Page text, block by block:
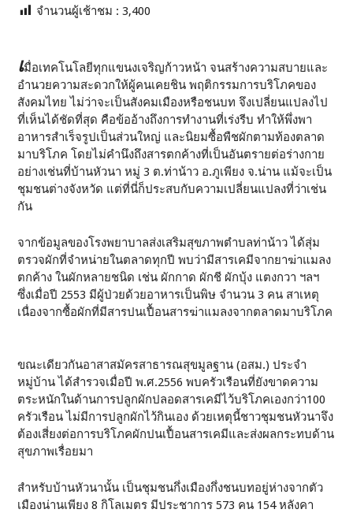
จำนวนผู้เช้าชม :3,400
เมื่อเทคโนโลยีทุกแขนงเจริญก้าวหน้า จนสร้างความสบายและ
อำนวยความสะดวกให้ผู้คนเคยชิน พฤติกรรมการบริโภคของ
สังคมไทย ไม่ว่าจะเป็นสังคมเมืองหรือชนบท จึงเปลี่ยนแปลงไป
ที่เห็นได้ชัดที่สุด คือข้ออ้างถึงการทำงานที่เร่งรีบ ทำให้พึ่งพา
อาหารสำเร็จรูปเป็นส่วนใหญ่ และนิยมซื้อพืชผักตามท้องตลาด
มาบริโภค โดยไม่คำนึงถึงสารตกค้างที่เป็นอันตรายต่อร่างกาย
อย่างเช่นที่บ้านหัวนา หมู่ 3 ต.ท่าน้าว อ.ภูเพียง จ.น่าน แม้จะเป็น
ชุมชนต่างจังหวัด แต่ที่นี่ก็ประสบกับความเปลี่ยนแปลงที่ว่าเช่น
กัน
จากข้อมูลของโรงพยาบาลส่งเสริมสุขภาพตำบลท่าน้าว ได้สุ่ม
ตรวจผักที่จำหน่ายในตลาดทุกปี พบว่ามีสารเคมีจากยาฆ่าแมลง
ตกค้าง ในผักหลายชนิด เช่น ผักกาด ผักชี ผักบุ้ง แตงกวา ฯลฯ
ซึ่งเมื่อปี 2553 มีผู้ป่วยด้วยอาหารเป็นพิษ จำนวน 3 คน สาเหตุ
เนื่องจากซื้อผักที่มีสารปนเปื้อนสารฆ่าแมลงจากตลาดมาบริโภค
ขณะเดียวกันอาสาสมัครสาธารณสุขมูลฐาน (อสม.) ประจำ
หมู่บ้าน ได้สำรวจเมื่อปี พ.ศ.2556 พบครัวเรือนที่ยังขาดความ
ตระหนักในด้านการปลูกผักปลอดสารเคมีไว้บริโภคเองกว่า100
ครัวเรือน ไม่มีการปลูกผักไว้กินเอง ด้วยเหตุนี้ชาวชุมชนหัวนาจึง
ต้องเสี่ยงต่อการบริโภคผักปนเปื้อนสารเคมีและส่งผลกระทบด้าน
สุขภาพเรื่อยมา
สำหรับบ้านหัวนานั้น เป็นชุมชนกึ่งเมืองกึ่งชนบทอยู่ห่างจากตัว
เมืองน่านเพียง 8 กิโลเมตร มีประชาการ 573 คน 154 หลังคา